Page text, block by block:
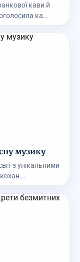
кави й
ка...
музику
з унікальними